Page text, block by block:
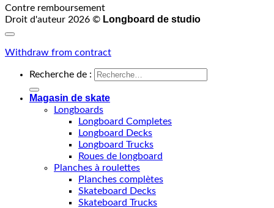
Contre remboursement
Droit d'auteur 2026 © Longboard de studio
Withdraw from contract
Recherche de :
Magasin de skate
Longboards
Longboard Completes
Longboard Decks
Longboard Trucks
Roues de longboard
Planches à roulettes
Planches complètes
Skateboard Decks
Skateboard Trucks